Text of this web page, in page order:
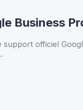
Business
officiel